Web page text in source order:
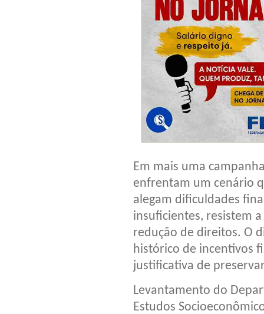
Em mais uma
enfrentam um cenário
alegam dificuldades
insuficientes, resistem
redução de direitos. O
histórico de incentivos
justificativa de
Levantamento do
Estudos